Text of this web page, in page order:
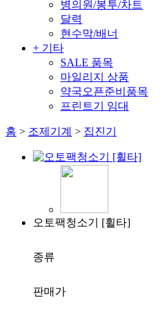
병의원/봉투/차트
달력
현수막/배너
+ 기타
SALE 품목
마일리지 상품
약국오픈준비품목
프린트기 임대
홈 > 조제기계 > 집진기
오토팩청소기 [휠타]
종류
판매가